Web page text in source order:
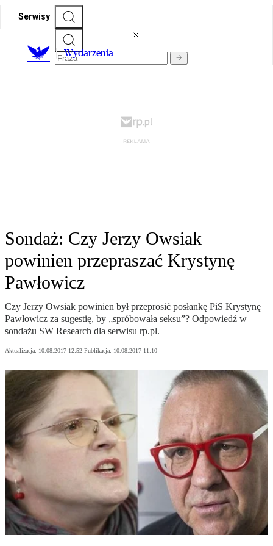
Serwisy
Wydarzenia
Sondaż: Czy Jerzy Owsiak
powinien przepraszać Krystynę
Pawłowicz
Czy Jerzy Owsiak powinien był przeprosić posłankę PiS Krystynę
Pawłowicz za sugestię, by „spróbowała seksu”? Odpowiedź w
sondażu SW Research dla serwisu rp.pl.
Aktualizacja: 10.08.2017 12:52 Publikacja: 10.08.2017 11:10